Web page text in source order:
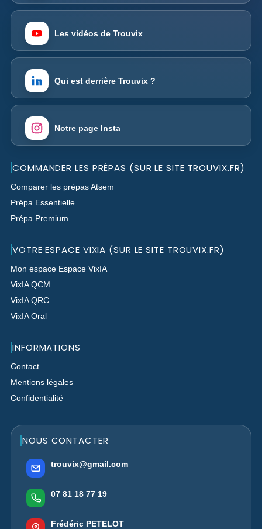
Les vidéos de Trouvix
Qui est derrière Trouvix ?
Notre page Insta
COMMANDER LES PRÉPAS (SUR LE SITE TROUVIX.FR)
Comparer les prépas Atsem
Prépa Essentielle
Prépa Premium
VOTRE ESPACE VIXIA (SUR LE SITE TROUVIX.FR)
Mon espace Espace VixIA
VixIA QCM
VixIA QRC
VixIA Oral
INFORMATIONS
Contact
Mentions légales
Confidentialité
NOUS CONTACTER
trouvix@gmail.com
07 81 18 77 19
Frédéric PETELOT